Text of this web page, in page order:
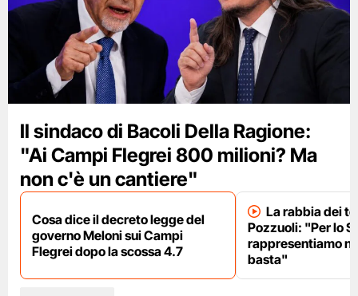
Il sindaco di Bacoli Della Ragione:
"Ai Campi Flegrei 800 milioni? Ma
non c'è un cantiere"
Cosa dice il decreto legge del
governo Meloni sui Campi
Flegrei dopo la scossa 4.7
La rabbia dei
Pozzuoli: "Per lo
rappresentiamo
basta"